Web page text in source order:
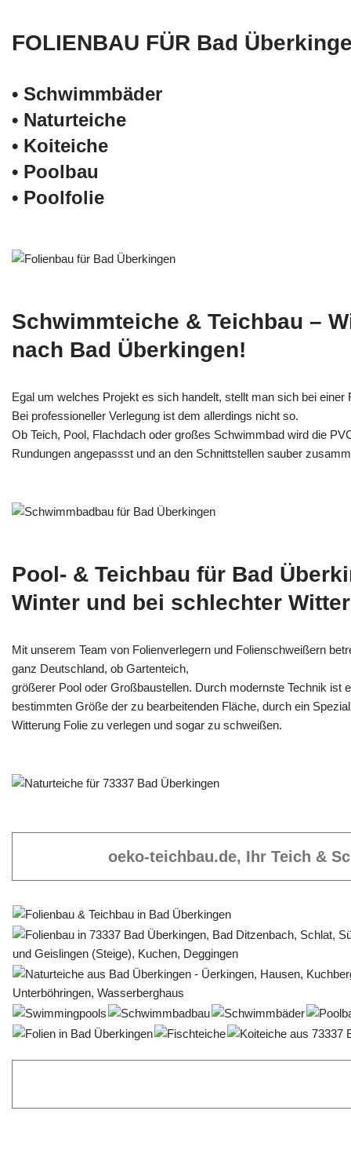
FOLIENBAU FÜR Bad
• Schwimm­bäder
• Naturteiche
• Koiteiche
• Poolbau
• Poolfolie
Schwimmteiche & Teichbau –
nach Bad Überkingen!
Egal um welches Projekt es sich handelt, stellt man sich bei einer
Bei professioneller Verlegung ist dem allerdings nicht so.
Ob Teich, Pool, Flachdach oder großes Schwimmbad wird die
Rundungen angepassst und an den Schnittstellen sauber
Pool- & Teichbau für Bad
Winter und bei schlechter
Mit unserem Team von Folienverlegern und Folien­schweißern
ganz Deutschland, ob Gartenteich,
größerer Pool oder Großbaustellen. Durch modernste Technik ist
bestimmten Größe der zu bearbeitenden Fläche, durch ein
Witterung Folie zu verlegen und sogar zu schweißen.
oeko-teichbau.de, Ihr Teich &